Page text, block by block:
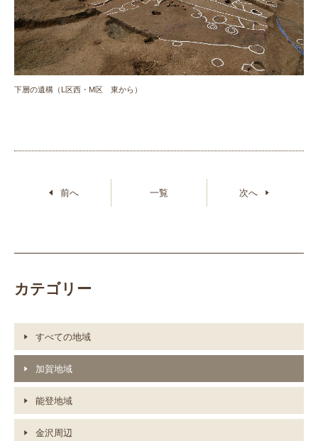
下層の遺構（L区西・M区 東から）
前へ 一覧 次へ
カテゴリー
すべての地域
加賀地域
能登地域
金沢周辺